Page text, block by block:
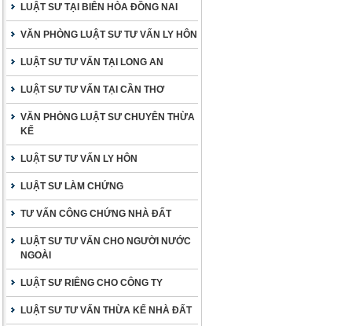
LUẬT SƯ TẠI BIÊN HÒA ĐỒNG NAI
VĂN PHÒNG LUẬT SƯ TƯ VẤN LY HÔN
LUẬT SƯ TƯ VẤN TẠI LONG AN
LUẬT SƯ TƯ VẤN TẠI CẦN THƠ
VĂN PHÒNG LUẬT SƯ CHUYÊN THỪA
KẾ
LUẬT SƯ TƯ VẤN LY HÔN
LUẬT SƯ LÀM CHỨNG
TƯ VẤN CÔNG CHỨNG NHÀ ĐẤT
LUẬT SƯ TƯ VẤN CHO NGƯỜI NƯỚC
NGOÀI
LUẬT SƯ RIÊNG CHO CÔNG TY
LUẬT SƯ TƯ VẤN THỪA KẾ NHÀ ĐẤT